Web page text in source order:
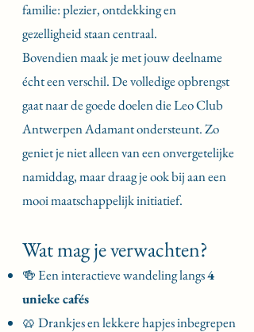
familie: plezier, ontdekking en
gezelligheid staan centraal.
Bovendien maak je met jouw deelname
écht een verschil. De volledige opbrengst
gaat naar de goede doelen die Leo Club
Antwerpen Adamant ondersteunt. Zo
geniet je niet alleen van een onvergetelijke
namiddag, maar draag je ook bij aan een
mooi maatschappelijk initiatief.
Wat mag je verwachten?
🍻 Een interactieve wandeling langs4
unieke cafés
🥨 Drankjes en lekkere hapjes inbegrepen